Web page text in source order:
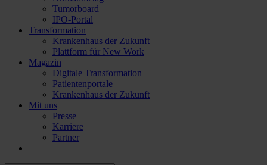
Tumorboard
IPO-Portal
Transformation
Krankenhaus der Zukunft
Plattform für New Work
Magazin
Digitale Transformation
Patientenportale
Krankenhaus der Zukunft
Mit uns
Presse
Karriere
Partner